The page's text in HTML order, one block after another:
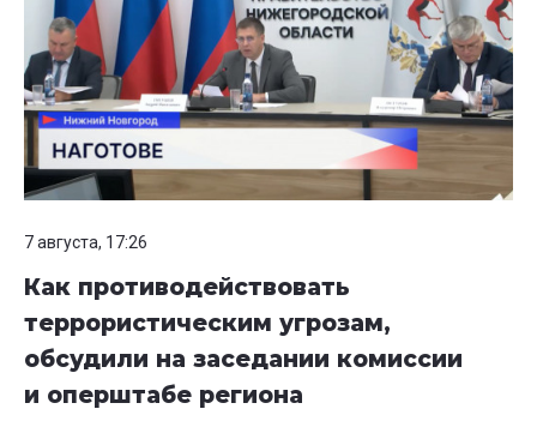
7 августа, 17:26
Как противодействовать
террористическим угрозам,
обсудили на заседании комиссии
и оперштабе региона